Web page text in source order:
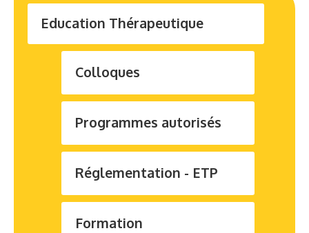
Search
Activités
Contact
Education Thérapeutique
Colloques
Programmes autorisés
Réglementation - ETP
Formation